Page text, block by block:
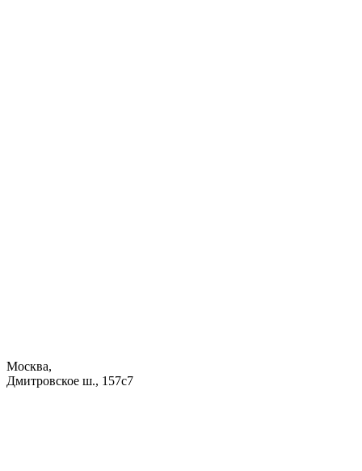
Москва,
Дмитровское ш., 157с7